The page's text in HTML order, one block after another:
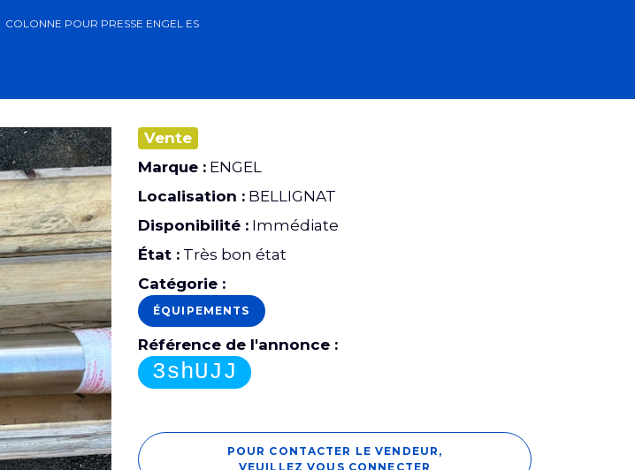
COLONNE POUR PRESSE ENGEL ES
Vente
Marque : ENGEL
Localisation : BELLIGNAT
Disponibilité : Immédiate
État : Très bon état
Catégorie :
ÉQUIPEMENTS
Référence de l'annonce :
3shUJJ
POUR CONTACTER LE VENDEUR,
VEUILLEZ VOUS CONNECTER